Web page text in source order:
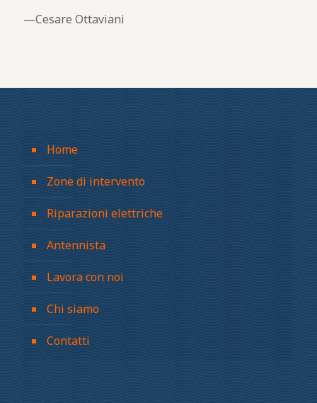
Cesare Ottaviani
Home
Zone di intervento
Riparazioni elettriche
Antennista
Lavora con noi
Chi siamo
Contatti